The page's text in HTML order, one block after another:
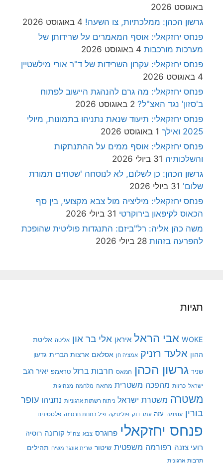
באוגוסט 2026
גרשון הכהן: ממלכתיות, צו השעה! 4 באוגוסט 2026
פנחס יחזקאלי: אוסף המאמרים על שרידותן של
מערכות מורכבות 4 באוגוסט 2026
פנחס יחזקאלי: עקרון השרידות של ד"ר אורי מילשטיין
4 באוגוסט 2026
פנחס יחזקאלי: מה גרם להנהגת היישוב לפתוח
ב'סזון' נגד האצ"ל? 2 באוגוסט 2026
פנחס יחזקאלי: תיעוד שנאת נתניהו בתמונות, מיולי
2025 ואילך
1 באוגוסט 2026
פנחס יחזקאלי: אוסף ממים על ההתנתקות
והשלכותיה 31 ביולי 2026
גרשון הכהן: כן לשלום, לא לנוסחה 'שטחים תמורת
שלום' 31 ביולי 2026
פנחס יחזקאלי: מיליציה מול צבא מקצועי, בין סף
הכאוס לקיפאון בירוקרטי 31 ביולי 2026
משה כהן אליה: רל"ביזם: התנגדות פוליטית שהופכת
להפרעה בזהות 28 ביולי 2026
תגיות
WOKE אבי הראל איראן אלי בר און אליטה אליטת
ההון אלעד רזניק אמציה חן אסלאם ארצות הברית גדעון
שניר גרשון הכהן חמאס חרבות ברזל טראמפ יאיר רגב
ישראל כרזות מהפכה משטרית מחאה מלחמה מנהיגות
משטרה משטרת ישראל ניתוח רשתות ארגוניות נתניהו עופר
בורין עוצמה עזה עמר דנק פוליטיקה פיל בחנות חרסינה פלסטינים
פנחס יחזקאלי פרוגרס צבא צה"ל קורונה רוסיה
רועי צזנה רפורמה משפטית שיטור שרית אונגר משיח תהילים
תרבות ארגונית